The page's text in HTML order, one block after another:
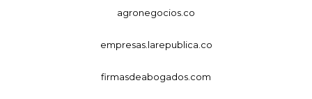
agronegocios.co
empresas.larepublica.co
firmasdeabogados.com